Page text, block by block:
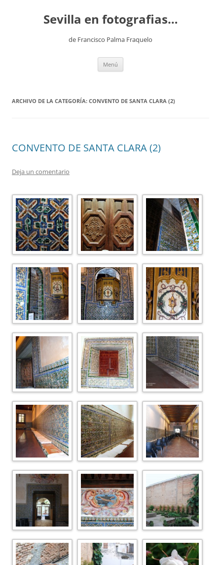
contenidoSevilla en fotografias…
de Francisco Palma Fraquelo
Menú
ARCHIVO DE LA CATEGORÍA: CONVENTO DE SANTA CLARA (2)
CONVENTO DE SANTA CLARA (2)
Deja un comentario